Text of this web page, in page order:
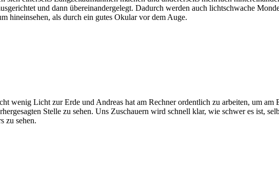
und dann übereinandergelegt. Dadurch werden auch lichtschwache
hineinsehen, als durch ein gutes Okular vor dem Auge.
wenig Licht zur Erde und Andreas hat am Rechner ordentlich zu arbeiten, um am
Stelle zu sehen. Uns Zuschauern wird schnell klar, wie schwer es ist,
zu sehen.